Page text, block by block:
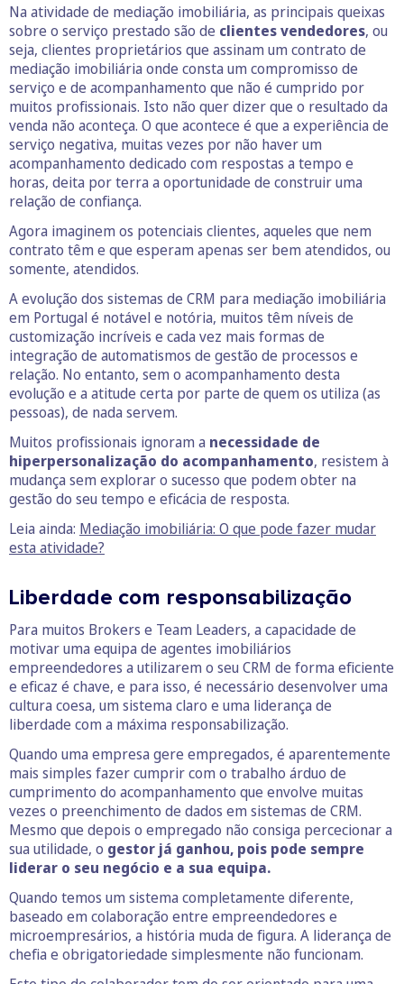
Na atividade de mediação imobiliária, as principais queixas
sobre o serviço prestado são de clientes vendedores, ou
seja, clientes proprietários que assinam um contrato de
mediação imobiliária onde consta um compromisso de
serviço e de acompanhamento que não é cumprido por
muitos profissionais. Isto não quer dizer que o resultado da
venda não aconteça. O que acontece é que a experiência de
serviço negativa, muitas vezes por não haver um
acompanhamento dedicado com respostas a tempo e
horas, deita por terra a oportunidade de construir uma
relação de confiança.
Agora imaginem os potenciais clientes, aqueles que nem
contrato têm e que esperam apenas ser bem atendidos, ou
somente, atendidos.
A evolução dos sistemas de CRM para mediação imobiliária
em Portugal é notável e notória, muitos têm níveis de
customização incríveis e cada vez mais formas de
integração de automatismos de gestão de processos e
relação. No entanto, sem o acompanhamento desta
evolução e a atitude certa por parte de quem os utiliza (as
pessoas), de nada servem.
Muitos profissionais ignoram a necessidade de
hiperpersonalização do acompanhamento, resistem à
mudança sem explorar o sucesso que podem obter na
gestão do seu tempo e eficácia de resposta.
Leia ainda: Mediação imobiliária: O que pode fazer mudar
esta atividade?
Liberdade com responsabilização
Para muitos Brokers e Team Leaders, a capacidade de
motivar uma equipa de agentes imobiliários
empreendedores a utilizarem o seu CRM de forma eficiente
e eficaz é chave, e para isso, é necessário desenvolver uma
cultura coesa, um sistema claro e uma liderança de
liberdade com a máxima responsabilização.
Quando uma empresa gere empregados, é aparentemente
mais simples fazer cumprir com o trabalho árduo de
cumprimento do acompanhamento que envolve muitas
vezes o preenchimento de dados em sistemas de CRM.
Mesmo que depois o empregado não consiga percecionar a
sua utilidade, o gestor já ganhou, pois pode sempre
liderar o seu negócio e a sua equipa.
Quando temos um sistema completamente diferente,
baseado em colaboração entre empreendedores e
microempresários, a história muda de figura. A liderança de
chefia e obrigatoriedade simplesmente não funcionam.